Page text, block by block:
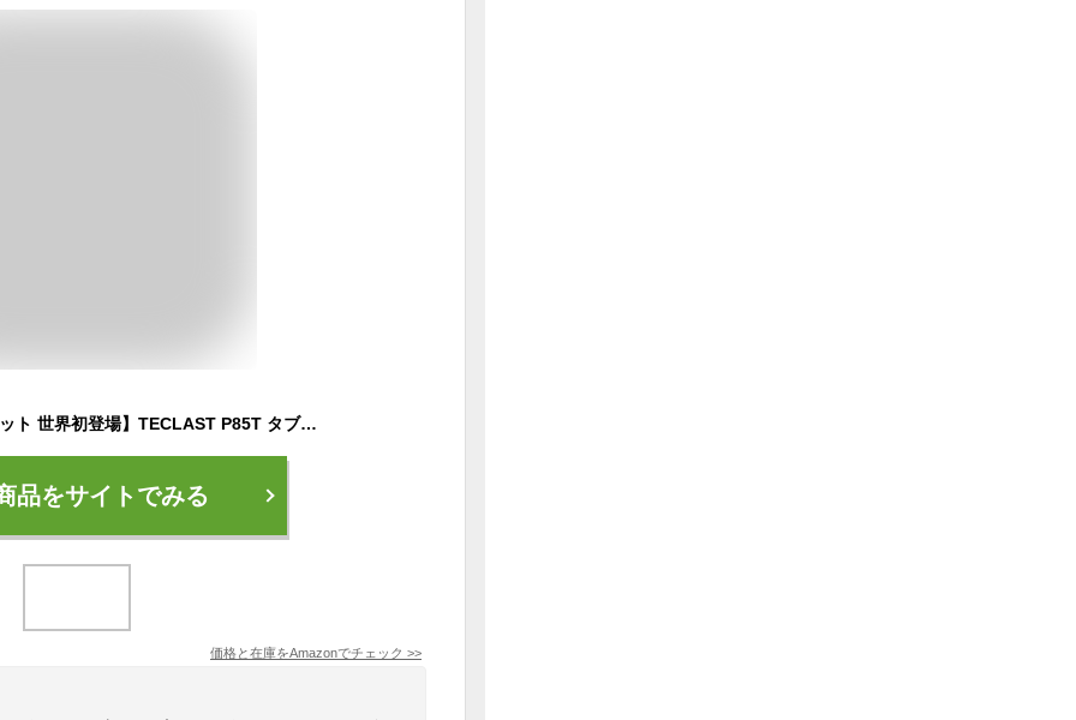
【Android 14 タブレット 世界初登場】TECLAST P85T タブレット 8インチ WiFiモデル 1.8Ghz 8コアCPU 10GB+64GB+1TB 拡張 2.4G/5G WiFi 6 モデル アンドロイド 14タブレット 5000mAh+Type-C充電 IPS HD画面+BT 5.2+GMS+無線投影+OTG+児童守護+日本語取扱説明書付き フルメタルボディ 持ちやすい
品をサイトでみる
価格と在庫をAmazonでチェック >>